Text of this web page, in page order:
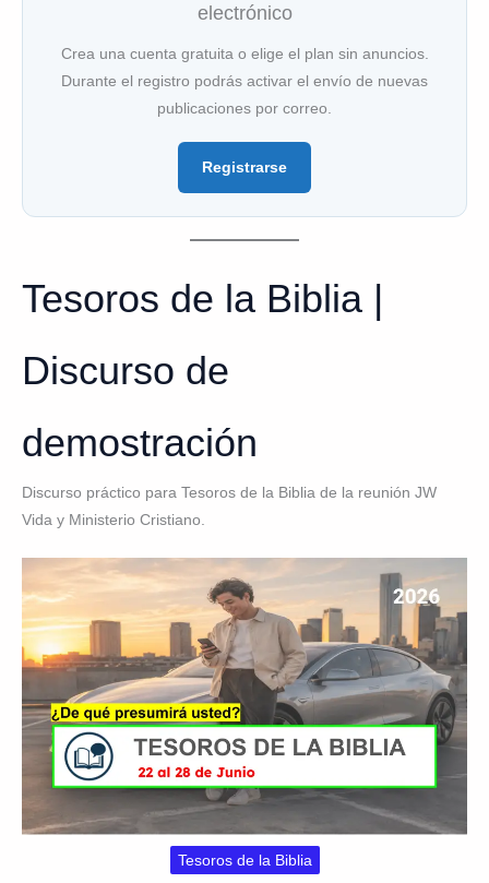
electrónico
Crea una cuenta gratuita o elige el plan sin anuncios.
Durante el registro podrás activar el envío de nuevas
publicaciones por correo.
Registrarse
Tesoros de la Biblia |
Discurso de
demostración
Discurso práctico para Tesoros de la Biblia de la reunión JW
Vida y Ministerio Cristiano.
Tesoros de la Biblia